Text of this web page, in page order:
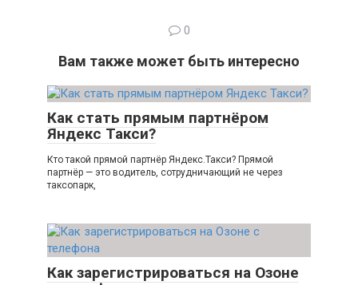
0
Вам также может быть интересно
Как стать прямым партнёром
Яндекс Такси?
Кто такой прямой партнёр Яндекс.Такси? Прямой
партнёр — это водитель, сотрудничающий не через
таксопарк,
Как зарегистрироваться на Озоне